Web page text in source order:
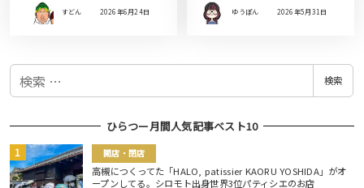
すどん 2026年6月24日 ゆうぽん 2026年5月31日
検
検索
ひらつー月間人気記事ベスト10
開店・閉店
高槻につくってた「HALO, patissier KAORU YOSHIDA」がオ
ープンしてる。シロモト出身世界3位パティシエのお店